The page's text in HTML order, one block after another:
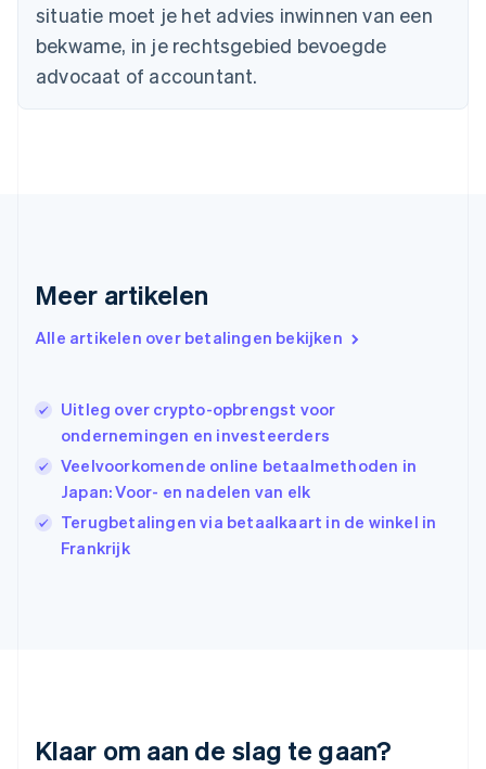
situatie moet je het advies inwinnen van een
bekwame, in je rechtsgebied bevoegde
advocaat of accountant.
Meer artikelen
Alle artikelen over betalingen bekijken
Uitleg over crypto-opbrengst voor
ondernemingen en investeerders
Veelvoorkomende online betaalmethoden in
Japan: Voor- en nadelen van elk
Terugbetalingen via betaalkaart in de winkel in
Frankrijk
Klaar om aan de slag te gaan?
Duitsland
DeutschEnglish
Estland
English
Finland
Hongarije
Hongkong SAR, China
English
English
Italië
Italiano English
日本語English
Kroatië
FrançaisDeutschEnglish